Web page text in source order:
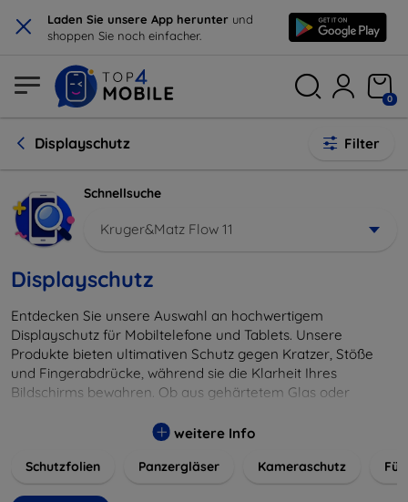
× Laden Sie unsere App herunter und
shoppen Sie noch einfacher.
0
Displayschutz Filter
Schnellsuche
Kruger&Matz Flow 11
Displayschutz
Entdecken Sie unsere Auswahl an hochwertigem
Displayschutz für Mobiltelefone und Tablets. Unsere
Produkte bieten ultimativen Schutz gegen Kratzer, Stöße
und Fingerabdrücke, während sie die Klarheit Ihres
Bildschirms bewahren. Ob aus gehärtetem Glas oder
installieren und passgenau für jedes Gerät, um eine
wertvolles Gerät mit unseren langlebigen und zuverlässigen
weitere Info
Schutzfolien Panzergläser Kameraschutz